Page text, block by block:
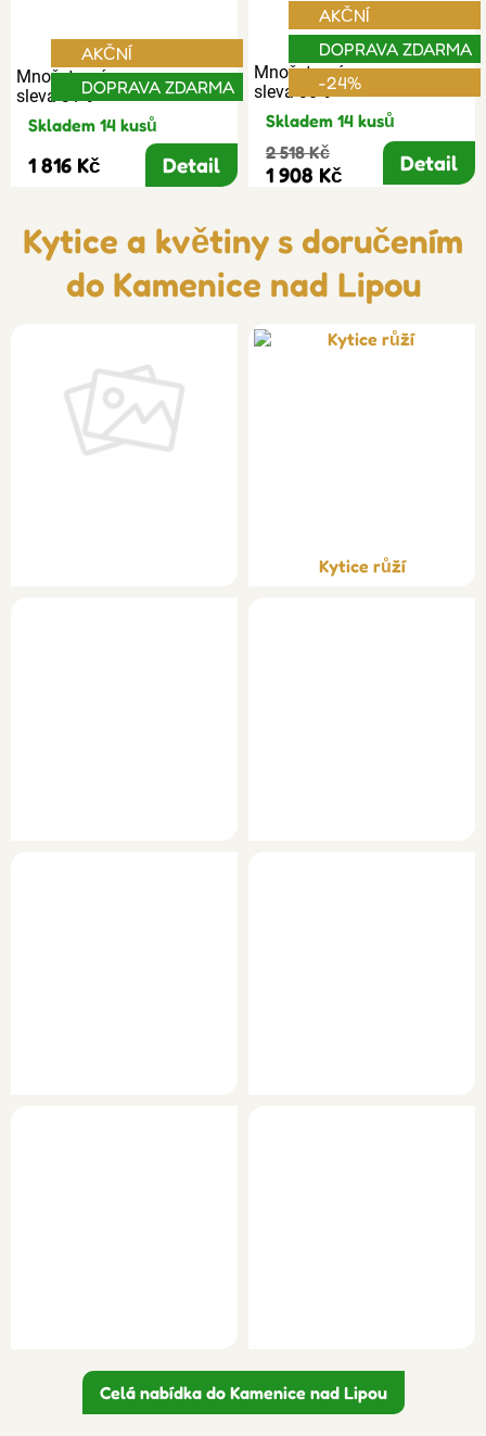
Množstevní
sleva 31%
AKČNÍ
DOPRAVA ZDARMA
Skladem 14 kusů
1 816 Kč Detail
Množstevní
sleva 30%
AKČNÍ
DOPRAVA ZDARMA
-24%
Skladem 14 kusů
2 518 Kč
1 908 Kč Detail
Kytice a květiny s doručením
do Kamenice nad Lipou
Kytice růží
Celá nabídka do Kamenice nad Lipou